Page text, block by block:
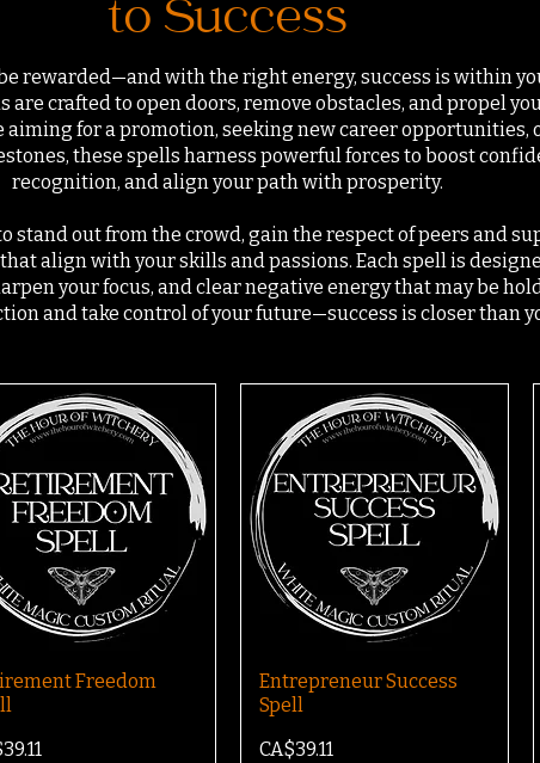
to Success
rewarded—and with the right energy, success is within
are crafted to open doors, remove obstacles, and propel
aiming for a promotion, seeking new career opportunities,
these spells harness powerful forces to boost
recognition, and align your path with prosperity.
stand out from the crowd, gain the respect of peers and
align with your skills and passions. Each spell is
your focus, and clear negative energy that may be
and take control of your future—success is closer than
Freedom
Entrepreneur Success
Spell
価格
CA$39.11